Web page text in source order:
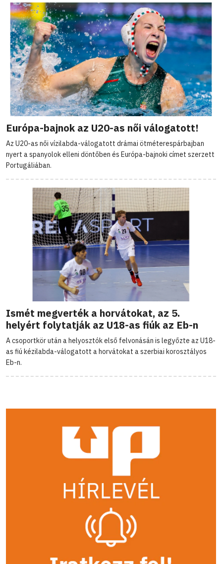
Európa-bajnok az U20-as női válogatott!
Az U20-as női vízilabda-válogatott drámai ötméterespárbajban
nyert a spanyolok elleni döntőben és Európa-bajnoki címet szerzett
Portugáliában.
Ismét megverték a horvátokat, az 5.
helyért folytatják az U18-as fiúk az Eb-n
A csoportkör után a helyosztók első felvonásán is legyőzte az U18-
as fiú kézilabda-válogatott a horvátokat a szerbiai korosztályos
Eb-n.